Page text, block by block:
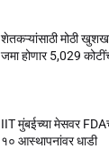
शेतकऱ्यांसाठी मोठी
जमा होणार 5,029
IIT मुंबईच्या मेसवर
१० आस्थापनांवर धाडी